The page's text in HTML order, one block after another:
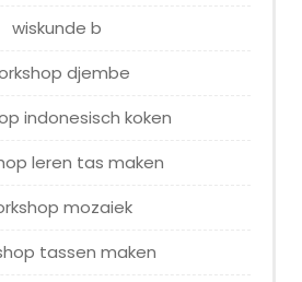
wiskunde b
djembe
indonesisch koken
leren tas maken
mozaiek
tassen maken